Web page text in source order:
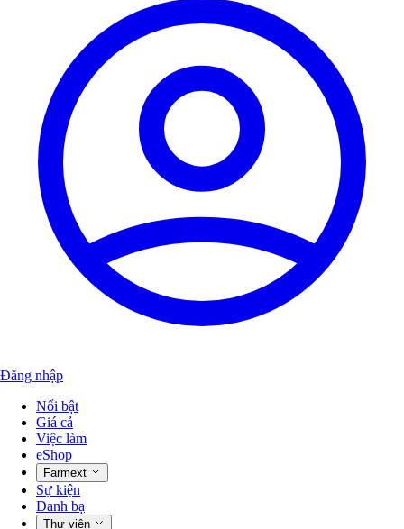
Đăng nhập
Nổi bật
Giá cả
Việc làm
eShop
Farmext
Sự kiện
Danh bạ
Thư viện